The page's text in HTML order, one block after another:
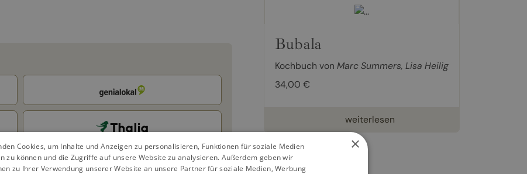
Bubala
Kochbuch von Marc Summers, Lisa Heilig
34,00 €
weiterlesen
×
Cookies, um Inhalte und Anzeigen zu personalisieren, Funktionen für soziale Medien
zu können und die Zugriffe auf unsere Website zu analysieren. Außerdem geben wir
zu Ihrer Verwendung unserer Website an unsere Partner für soziale Medien, Werbung